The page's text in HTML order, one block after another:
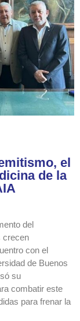
el
de la
del
crecen
con el
de Buenos
su
combatir este
para frenar la